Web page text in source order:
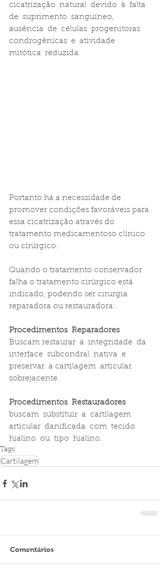
cicatrização  natural  devido  à  falta
de  suprimento  sanguíneo,
ausência  de  células  progenitoras
condrogênicas  e  atividade
mitótica  reduzida.
Portanto há a necessidade de
promover condições favoráveis para
essa cicatrização através do
tratamento medicamentoso clínico
ou cirúrgico.
Quando o tratamento conservador
falha o tratamento cirúrgico está
indicado, podendo ser cirurgia
reparadora ou restauradora:.
Procedimentos  Reparadores
Buscam restaurar  a  integridade  da
interface  subcondral  nativa  e
preservar  a cartilagem  articular
sobrejacente.
Procedimentos  Restauradores
buscam  substituir  a  cartilagem
articular  danificada  com  tecido
hialino  ou  tipo  hialino.
Tags:
Cartilagem
Comentários